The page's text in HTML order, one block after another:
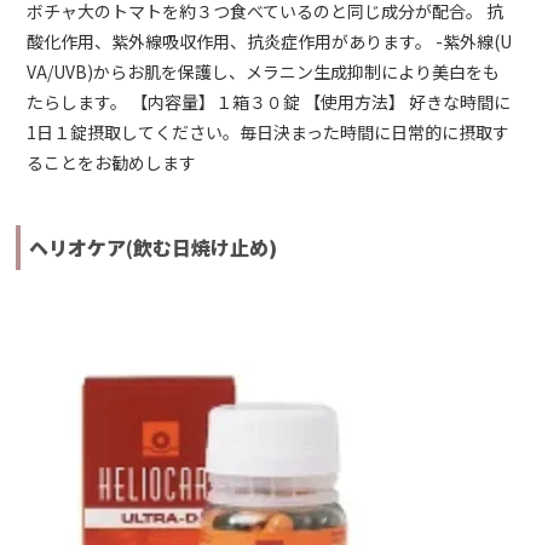
ボチャ大のトマトを約３つ食べているのと同じ成分が配合。 抗
酸化作用、紫外線吸収作用、抗炎症作用があります。 -紫外線(U
VA/UVB)からお肌を保護し、メラニン生成抑制により美白をも
たらします。 【内容量】１箱３０錠 【使用方法】 好きな時間に
1日１錠摂取してください。毎日決まった時間に日常的に摂取す
ることをお勧めします
ヘリオケア(飲む日焼け止め)